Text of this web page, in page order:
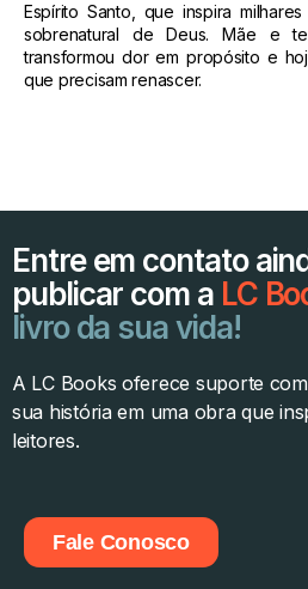
Espírito Santo, que inspira
sobrenatural de Deus. Mãe e
transformou dor em propósito e
que precisam renascer.
Entre em contato
publicar com a LC
livro da sua vida!
A LC Books oferece suporte
sua história em uma obra que
leitores.
Fale Conosco